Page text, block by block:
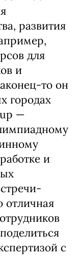
развития
для
и
то он
городах
—
и
отличная
с